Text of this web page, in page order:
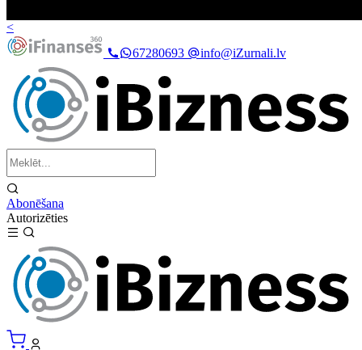
<
67280693
info@iZurnali.lv
Abonēšana
Autorizēties